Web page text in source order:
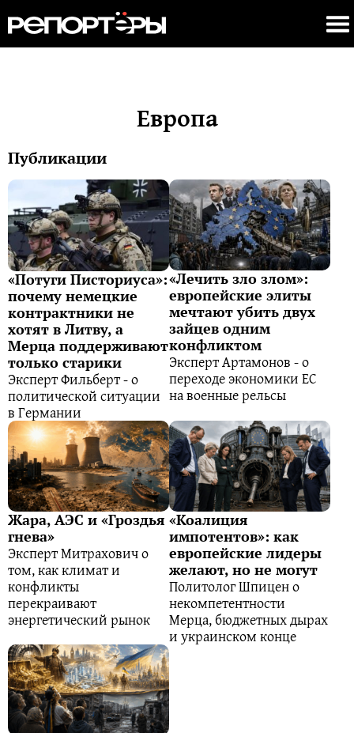
Европа
Публикации
«Потуги Писториуса»:
почему немецкие
контрактники не
хотят в Литву, а
Мерца поддерживают
только старики
Эксперт Фильберт - о
политической ситуации
в Германии
«Лечить зло злом»:
европейские элиты
мечтают убить двух
зайцев одним
конфликтом
Эксперт Артамонов - о
переходе экономики ЕС
на военные рельсы
Жара, АЭС и «Гроздья
гнева»
Эксперт Митрахович о
том, как климат и
конфликты
перекраивают
энергетический рынок
«Коалиция
импотентов»: как
европейские лидеры
желают, но не могут
Политолог Шпицен о
некомпетентности
Мерца, бюджетных дырах
и украинском конце